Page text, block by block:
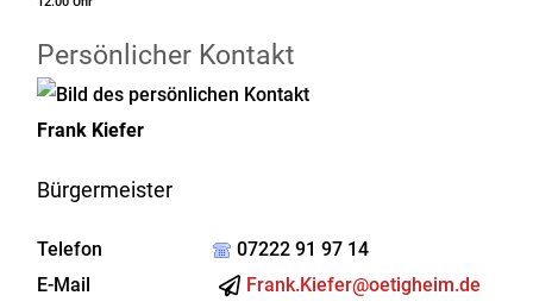
Persönlicher Kontakt
Frank Kiefer
Bürgermeister
Telefon
07222 91 97 14
E-Mail
Frank.Kiefer@oetigheim.de